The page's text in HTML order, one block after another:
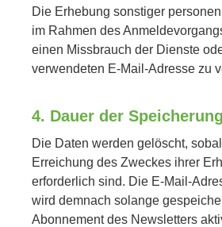
Die Erhebung sonstiger
im Rahmen des
einen Missbrauch der Dienste
verwendeten E-Mail-Adresse zu
4. Dauer der Speicherung
Die Daten werden gelöscht,
Erreichung des Zweckes ihrer
erforderlich sind. Die E-Mail-
wird demnach solange
Abonnement des Newsletters